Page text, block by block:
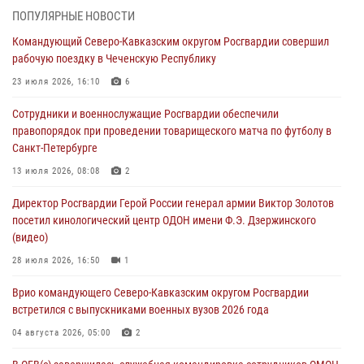
В Удмуртии при силовой поддержке спецназа Росгвардии
оздоровительных услуг (видео)
05 августа 2026, 13:20
посетили мастер-класс по художественной гимнастике
05 августа 2026, 13:00 3
Офицеры Росгвардии и ветераны войск правопорядка почтили
05 августа 2026, 12:40
Росгвардейцы приняли участие в акции «Волна памяти»,
посвящённой 83‑й годовщине освобождения Белгорода от
05 августа 2026, 12:13 1
ПОПУЛЯРНЫЕ НОВОСТИ
Командующий Северо-Кавказским округом Росгвардии совершил
рабочую поездку в Чеченскую Республику
23 июля 2026, 16:10 6
Сотрудники и военнослужащие Росгвардии обеспечили
правопорядок при проведении товарищеского матча по футболу в
Санкт-Петербурге
13 июля 2026, 08:08 2
Директор Росгвардии Герой России генерал армии Виктор Золотов
посетил кинологический центр ОДОН имени Ф.Э. Дзержинского
(видео)
28 июля 2026, 16:50 1
Врио командующего Северо-Кавказским округом Росгвардии
встретился с выпускниками военных вузов 2026 года
04 августа 2026, 05:00 2